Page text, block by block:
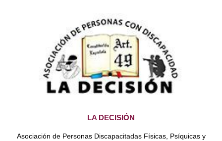
LA DECISIÓN
Asociación de Personas Discapacitadas Físicas, Psíquicas y